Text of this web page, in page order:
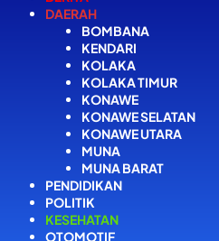
DAERAH
BOMBANA
KENDARI
KOLAKA
KOLAKA TIMUR
KONAWE
KONAWE SELATAN
KONAWE UTARA
MUNA
MUNA BARAT
PENDIDIKAN
POLITIK
KESEHATAN
OTOMOTIF